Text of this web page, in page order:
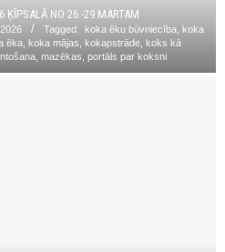
ĶĪPSALĀ NO 26.-29.MARTAM
Tagged: koka ēku būvniecība
koka
ēka koka mājas kokapstrāde koks kā
, mazēkas portāls par koksni